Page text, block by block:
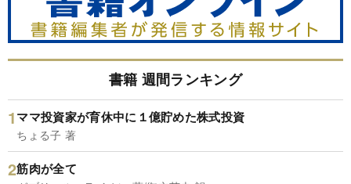
書籍 週間ランキング
ママ投資家が育休中に１億貯めた株式投資
ちょる子 著
筋肉が全て